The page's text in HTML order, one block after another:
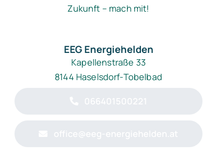
Zukunft – mach mit!
EEG Energiehelden
Kapellenstraße 33
8144 Haselsdorf-Tobelbad